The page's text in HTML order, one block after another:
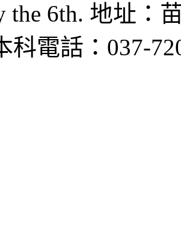
the 6th. 地址：
科電話：037-